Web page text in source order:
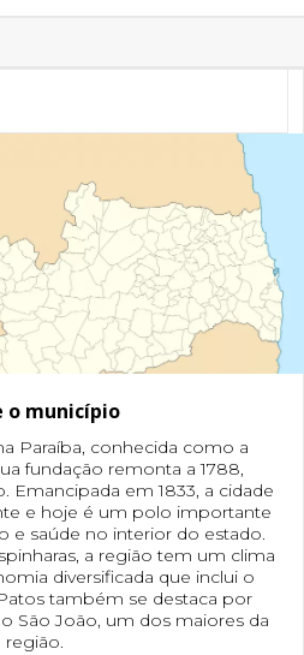
o município
Paraíba, conhecida como a
fundação remonta a 1788,
Emancipada em 1833, a cidade
e hoje é um polo importante
e saúde no interior do estado.
a região tem um clima
diversificada que inclui o
também se destaca por
São João, um dos maiores da
região.